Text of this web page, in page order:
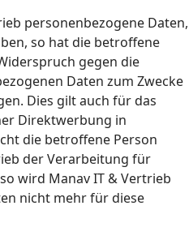
personenbezogene Daten,
so hat die betroffene
gegen die
Daten zum Zwecke
Dies gilt auch für das
Direktwerbung in
die betroffene Person
der Verarbeitung für
wird Manav IT & Vertrieb
nicht mehr für diese